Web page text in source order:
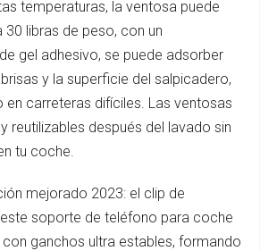
temperaturas, la ventosa puede
libras de peso, con un
gel adhesivo, se puede adsorber
y la superficie del salpicadero,
en carreteras difíciles. Las ventosas
reutilizables después del lavado sin
tu coche.
mejorado 2023: el clip de
soporte de teléfono para coche
ganchos ultra estables, formando